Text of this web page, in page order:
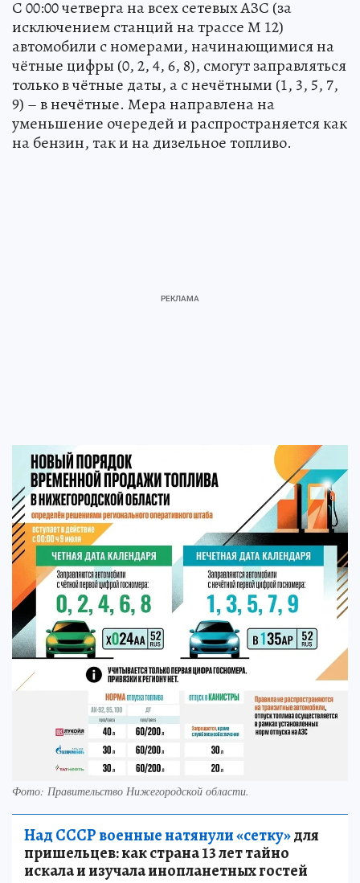
С 00:00 четверга на всех сетевых АЗС (за
исключением станций на трассе М 12)
автомобили с номерами, начинающимися на
чётные цифры (0, 2, 4, 6, 8), смогут заправляться
только в чётные даты, а с нечётными (1, 3, 5, 7,
9) – в нечётные. Мера направлена на
уменьшение очередей и распространяется как
на бензин, так и на дизельное топливо.
Фото: Правительство Нижегородской области.
Над СССР военные натянули «сетку»для
пришельцев: как страна 13 лет тайно
искала и изучала инопланетных гостей